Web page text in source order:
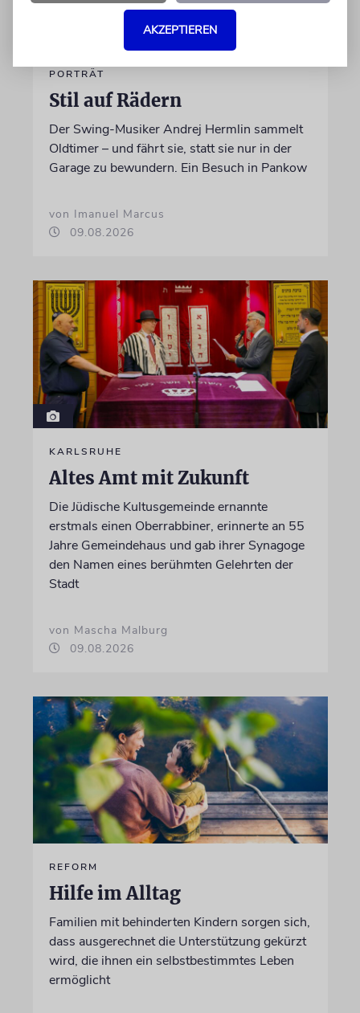
PORTRÄT
Stil auf Rädern
Der Swing-Musiker Andrej Hermlin sammelt
Oldtimer – und fährt sie, statt sie nur in der
Garage zu bewundern. Ein Besuch in Pankow
von Imanuel Marcus
09.08.2026
KARLSRUHE
Altes Amt mit Zukunft
Die Jüdische Kultusgemeinde ernannte
erstmals einen Oberrabbiner, erinnerte an 55
Jahre Gemeindehaus und gab ihrer Synagoge
den Namen eines berühmten Gelehrten der
Stadt
von Mascha Malburg
09.08.2026
REFORM
Hilfe im Alltag
Familien mit behinderten Kindern sorgen sich,
dass ausgerechnet die Unterstützung gekürzt
wird, die ihnen ein selbstbestimmtes Leben
ermöglicht
AKZEPTIEREN